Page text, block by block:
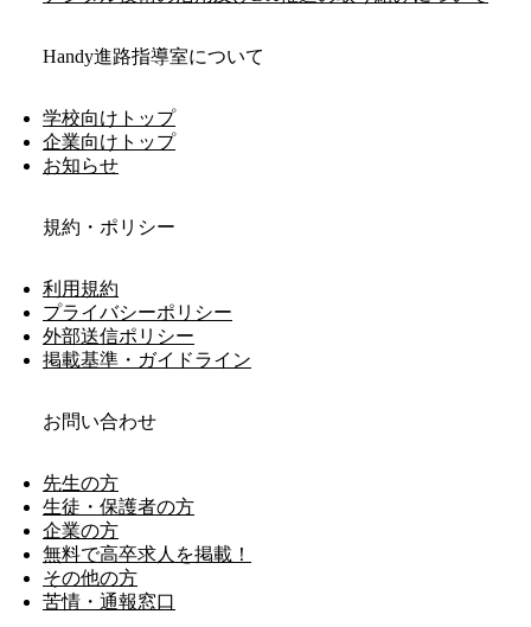
Handy進路指導室について
学校向けトップ
企業向けトップ
お知らせ
規約・ポリシー
利用規約
プライバシーポリシー
外部送信ポリシー
掲載基準・ガイドライン
お問い合わせ
先生の方
生徒・保護者の方
企業の方
無料で高卒求人を掲載！
その他の方
苦情・通報窓口